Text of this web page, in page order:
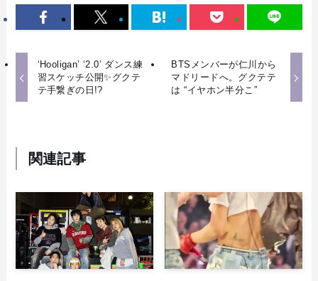
‘Hooligan’ ‘2.0’ ダンス練
習スケッチ公開✨グクテ
テ手繋ぎの日!?
BTSメンバーが仁川から
マドリードへ。グクテテ
は “イヤホン半分こ”
関連記事